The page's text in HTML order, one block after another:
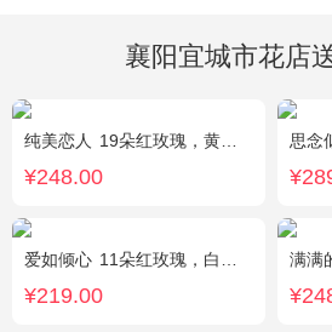
襄阳宜城市花店
纯美恋人 19朵红玫瑰，黄莺、满天星、绿叶适量点缀
¥248.00
思念
爱如倾心 11朵红玫瑰，白色满天星间插，一条灯带，一对小熊、黄莺或尤加利叶搭配
¥219.00
满满